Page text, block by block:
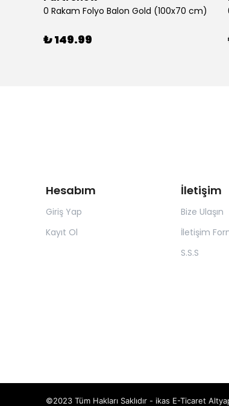
0 Rakam Folyo Balon Gold (100x70 cm)
₺ 149.99
Hesabım
Giriş Yap
Kayıt Ol
İletişim
Bize Ulaşın
İletişim
S.S.S
©2023 Tüm Hakları Saklıdır - ikas E-Ticaret